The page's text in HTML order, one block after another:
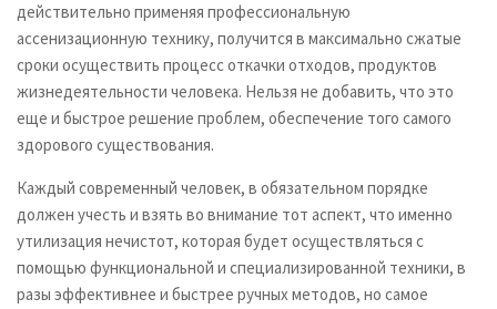
действительно применяя профессиональную
ассенизационную технику, получится в максимально сжатые
сроки осуществить процесс откачки отходов, продуктов
жизнедеятельности человека. Нельзя не добавить, что это
еще и быстрое решение проблем, обеспечение того самого
здорового существования.
Каждый современный человек, в обязательном порядке
должен учесть и взять во внимание тот аспект, что именно
утилизация нечистот, которая будет осуществляться с
помощью функциональной и специализированной техники, в
разы эффективнее и быстрее ручных методов, но самое